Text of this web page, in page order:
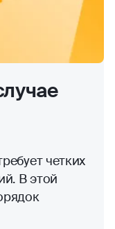
четких
В этой